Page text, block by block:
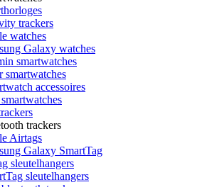
trackers
watches
Galaxy watches
smartwatches
smartwatches
accessoires
trackers
Airtags
Galaxy SmartTag
sleutelhangers
sleutelhangers